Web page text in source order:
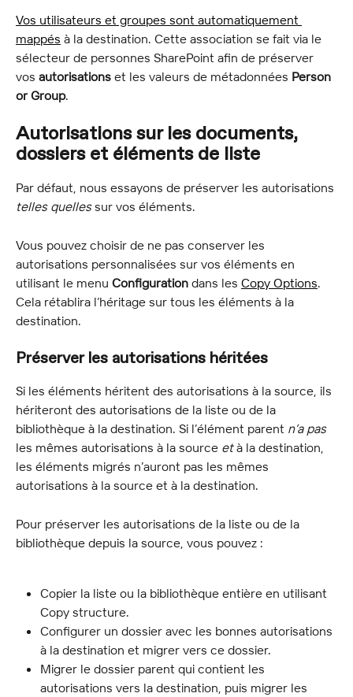
Vos utilisateurs et groupes sont automatiquement
mappés à la destination. Cette association se fait via le
sélecteur de personnes SharePoint afin de préserver
vos autorisations et les valeurs de métadonnées Person
or Group.
Autorisations sur les documents,
dossiers et éléments de liste
Par défaut, nous essayons de préserver les autorisations
telles quelles sur vos éléments.
Vous pouvez choisir de ne pas conserver les
autorisations personnalisées sur vos éléments en
utilisant le menu Configuration dans les Copy Options.
Cela rétablira l’héritage sur tous les éléments à la
destination.
Préserver les autorisations héritées
Si les éléments héritent des autorisations à la source, ils
hériteront des autorisations de la liste ou de la
bibliothèque à la destination. Si l’élément parent n’a pas
les mêmes autorisations à la source et à la destination,
les éléments migrés n’auront pas les mêmes
autorisations à la source et à la destination.
Pour préserver les autorisations de la liste ou de la
bibliothèque depuis la source, vous pouvez :
Copier la liste ou la bibliothèque entière en utilisant
Copy structure.
Configurer un dossier avec les bonnes autorisations
à la destination et migrer vers ce dossier.
Migrer le dossier parent qui contient les
autorisations vers la destination, puis migrer les